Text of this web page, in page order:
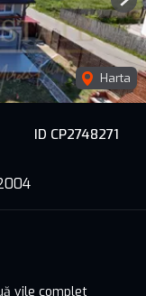
ID CP2748271
Harta
vile complet